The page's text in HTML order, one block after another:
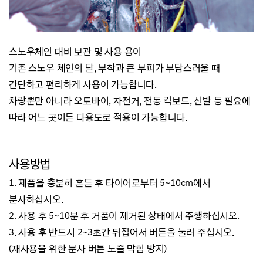
스노우체인 대비 보관 및 사용 용이
기존 스노우 체인의 탈, 부착과 큰 부피가 부담스러울 때
간단하고 편리하게 사용이 가능합니다.
차량뿐만 아니라 오토바이, 자전거, 전동 킥보드, 신발 등 필요에
따라 어느 곳이든 다용도로 적용이 가능합니다.
사용방법
1. 제품을 충분히 흔든 후 타이어로부터 5~10cm에서
분사하십시오.
2. 사용 후 5~10분 후 거품이 제거된 상태에서 주행하십시오.
3. 사용 후 반드시 2~3초간 뒤집어서 버튼을 눌러 주십시오.
(재사용을 위한 분사 버튼 노즐 막힘 방지)